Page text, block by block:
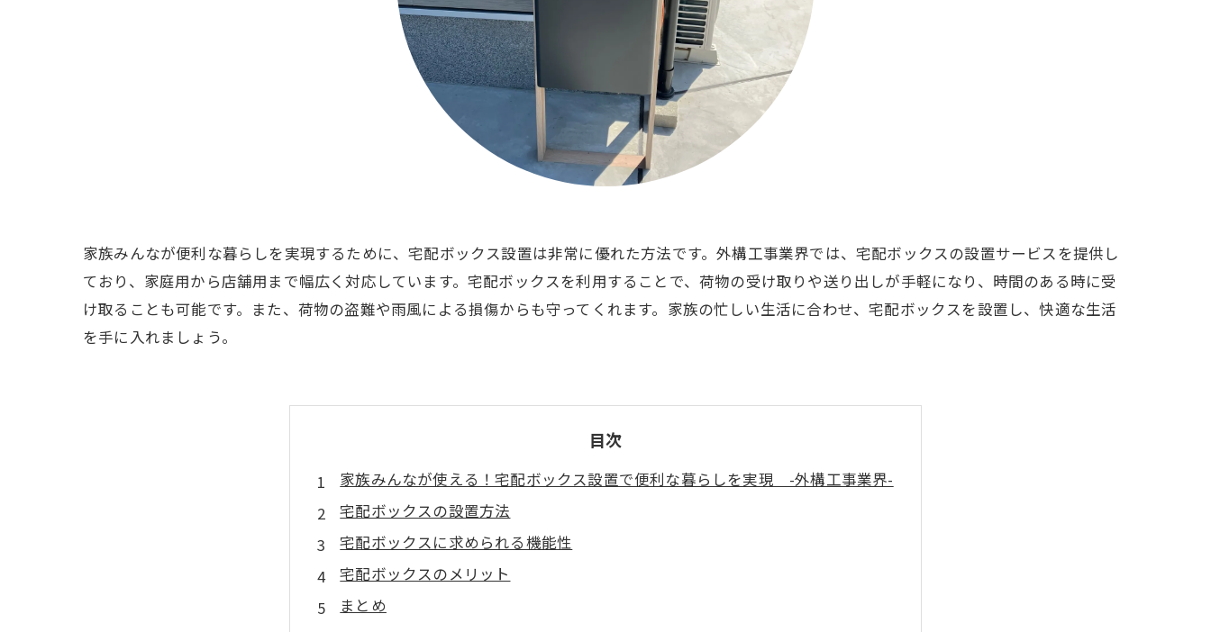
家族みんなが便利な暮らしを実現するために、宅配ボックス設置は非常に優れた方法です。外構工事業界では、宅配ボックスの設置サービスを提供し
ており、家庭用から店舗用まで幅広く対応しています。宅配ボックスを利用することで、荷物の受け取りや送り出しが手軽になり、時間のある時に受
け取ることも可能です。また、荷物の盗難や雨風による損傷からも守ってくれます。家族の忙しい生活に合わせ、宅配ボックスを設置し、快適な生活
を手に入れましょう。
目次
家族みんなが使える！宅配ボックス設置で便利な暮らしを実現 -外構工事業界-
宅配ボックスの設置方法
宅配ボックスに求められる機能性
宅配ボックスのメリット
まとめ